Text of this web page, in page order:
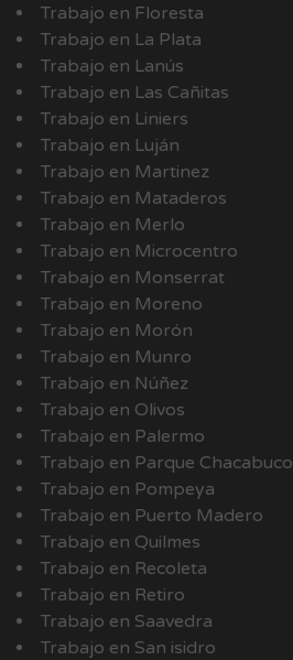
Trabajo en Floresta
Trabajo en La Plata
Trabajo en Lanús
Trabajo en Las Cañitas
Trabajo en Liniers
Trabajo en Luján
Trabajo en Martinez
Trabajo en Mataderos
Trabajo en Merlo
Trabajo en Microcentro
Trabajo en Monserrat
Trabajo en Moreno
Trabajo en Morón
Trabajo en Munro
Trabajo en Núñez
Trabajo en Olivos
Trabajo en Palermo
Trabajo en Parque Chacabuco
Trabajo en Pompeya
Trabajo en Puerto Madero
Trabajo en Quilmes
Trabajo en Recoleta
Trabajo en Retiro
Trabajo en Saavedra
Trabajo en San isidro